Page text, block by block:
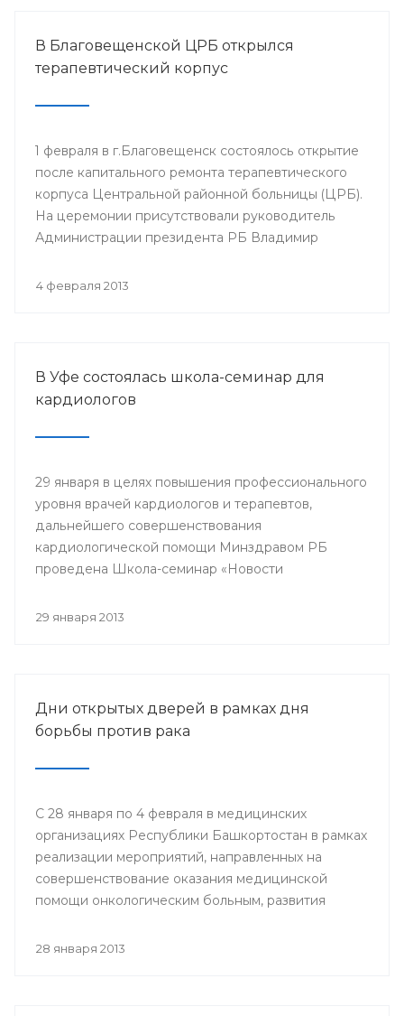
В Благовещенской ЦРБ открылся
терапевтический корпус
1 февраля в г.Благовещенск состоялось открытие
после капитального ремонта терапевтического
корпуса Центральной районной больницы (ЦРБ).
На церемонии присутствовали руководитель
Администрации президента РБ Владимир
Шебаев, глава администрации МР
4 февраля 2013
В Уфе состоялась школа-семинар для
кардиологов
29 января в целях повышения профессионального
уровня врачей кардиологов и терапевтов,
дальнейшего совершенствования
кардиологической помощи Минздравом РБ
проведена Школа-семинар «Новости
29 января 2013
Дни открытых дверей в рамках дня
борьбы против рака
С 28 января по 4 февраля в медицинских
организациях Республики Башкортостан в рамках
реализации мероприятий, направленных на
совершенствование оказания медицинской
помощи онкологическим больным, развития
поддержки инициативы «Международного союза
28 января 2013